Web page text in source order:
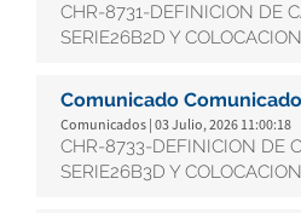
CHR-8731-DEFINICION DE
SERIE26B2D Y
Comunicado
Comunicados | 03 Julio, 2026 11:00:18
CHR-8733-DEFINICION DE
SERIE26B3D Y